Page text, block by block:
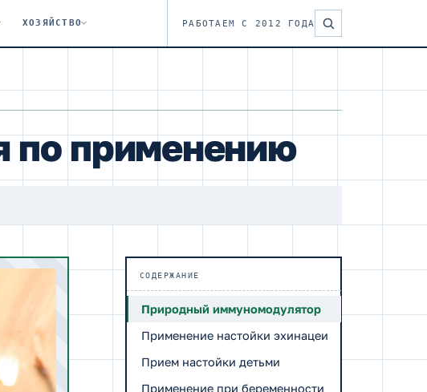
ХОЗЯЙСТВО РАБОТАЕМ С 2012 ГОДА
по применению
СОДЕРЖАНИЕ
Природный иммуномодулятор
Применение настойки эхинацеи
Прием настойки детьми
Применение при беременности